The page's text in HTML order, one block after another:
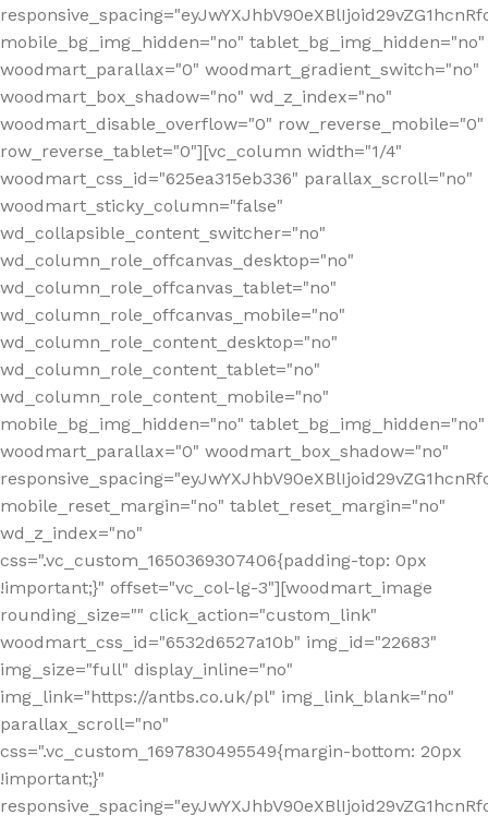
mobile_bg_img_hidden="no" tablet_bg_img_hidden="no"
woodmart_parallax="0" woodmart_gradient_switch="no"
woodmart_box_shadow="no" wd_z_index="no"
woodmart_disable_overflow="0" row_reverse_mobile="0"
row_reverse_tablet="0"][vc_column width="1/4"
woodmart_css_id="625ea315eb336" parallax_scroll="no"
woodmart_sticky_column="false"
wd_collapsible_content_switcher="no"
wd_column_role_offcanvas_desktop="no"
wd_column_role_offcanvas_tablet="no"
wd_column_role_offcanvas_mobile="no"
wd_column_role_content_desktop="no"
wd_column_role_content_tablet="no"
wd_column_role_content_mobile="no"
mobile_bg_img_hidden="no" tablet_bg_img_hidden="no"
woodmart_parallax="0" woodmart_box_shadow="no"
mobile_reset_margin="no" tablet_reset_margin="no"
wd_z_index="no"
css=".vc_custom_1650369307406{padding-top: 0px
!important;}" offset="vc_col-lg-3"][woodmart_image
rounding_size="" click_action="custom_link"
woodmart_css_id="6532d6527a10b" img_id="22683"
img_size="full" display_inline="no"
img_link="https://antbs.co.uk/pl" img_link_blank="no"
parallax_scroll="no"
css=".vc_custom_1697830495549{margin-bottom: 20px
!important;}"